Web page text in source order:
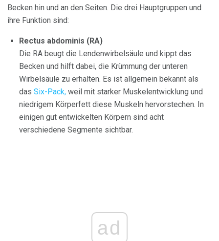
Becken hin und an den Seiten. Die drei Hauptgruppen und
ihre Funktion sind:
Rectus abdominis (RA)
Die RA beugt die Lendenwirbelsäule und kippt das
Becken und hilft dabei, die Krümmung der unteren
Wirbelsäule zu erhalten. Es ist allgemein bekannt als
das Six-Pack, weil mit starker Muskelentwicklung und
niedrigem Körperfett diese Muskeln hervorstechen. In
einigen gut entwickelten Körpern sind acht
verschiedene Segmente sichtbar.
ad